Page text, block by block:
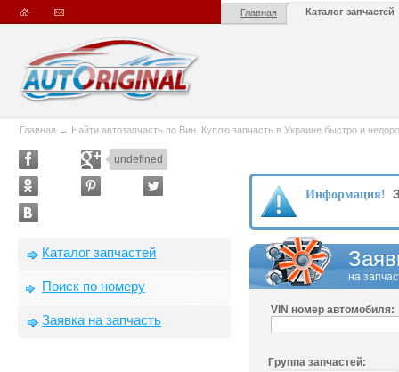
Главная Каталог запчастей
Главная → Найти автозапчасть по Вин. Куплю запчасть в Украине быстро и
undefined
Каталог запчастей
Поиск по номеру
Заявка на запчасть
Информация!
на
VIN номер автомобиля:
Группа запчастей: